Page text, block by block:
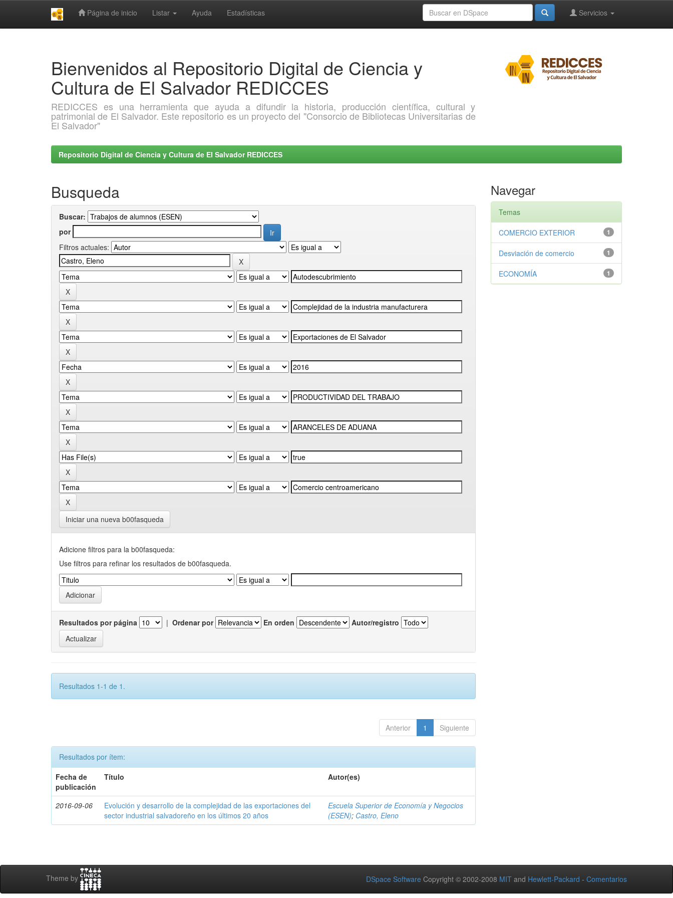
Página de inicio Listar Ayuda Estadísticas Servicios
Bienvenidos al Repositorio Digital de Ciencia y
Cultura de El Salvador REDICCES
REDICCES es una herramienta que ayuda a difundir la historia, producción científica, cultural y
patrimonial de El Salvador. Este repositorio es un proyecto del "Consorcio de Bibliotecas Universitarias de
El Salvador"
Repositorio Digital de Ciencia y Cultura de El Salvador REDICCES
Busqueda
Buscar:
por
Filtros actuales:
Iniciar una nueva b00fasqueda
Adicione filtros para la b00fasqueda:
Use filtros para refinar los resultados de b00fasqueda.
Resultados por página | Ordenar por En orden Autor/registro
Resultados 1-1 de 1.
Anterior 1 Siguiente
Resultados por ítem:
Fecha de
publicación
Título Autor(es)
2016-09-06
Evolución y desarrollo de la complejidad de las exportaciones del
sector industrial salvadoreño en los últimos 20 años
Escuela Superior de Economía y Negocios
(ESEN); Castro, Eleno
Navegar
Temas
1
COMERCIO EXTERIOR
1
Desviación de comercio
1
ECONOMÍA
Theme by DSpace Software Copyright © 2002-2008 MIT and Hewlett-Packard - Comentarios